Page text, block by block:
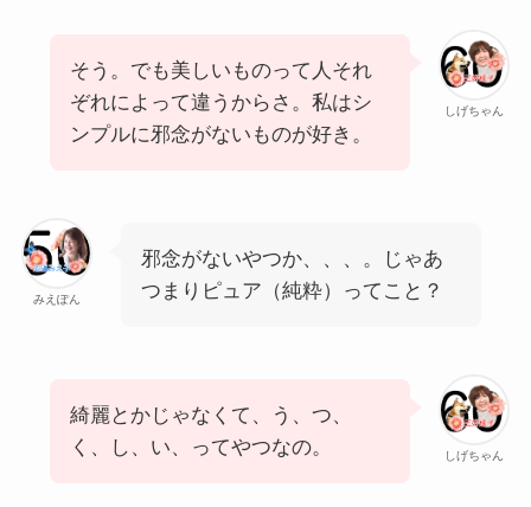
しげちゃん
そう。でも美しいものって人それ
ぞれによって違うからさ。私はシ
ンプルに邪念がないものが好き。
みえぽん
邪念がないやつか、、、。じゃあ
つまりピュア（純粋）ってこと？
しげちゃん
綺麗とかじゃなくて、う、つ、
く、し、い、ってやつなの。